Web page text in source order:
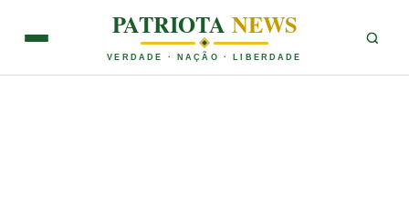
PATRIOTANEWS
VERDADE · NAÇÃO · LIBERDADE